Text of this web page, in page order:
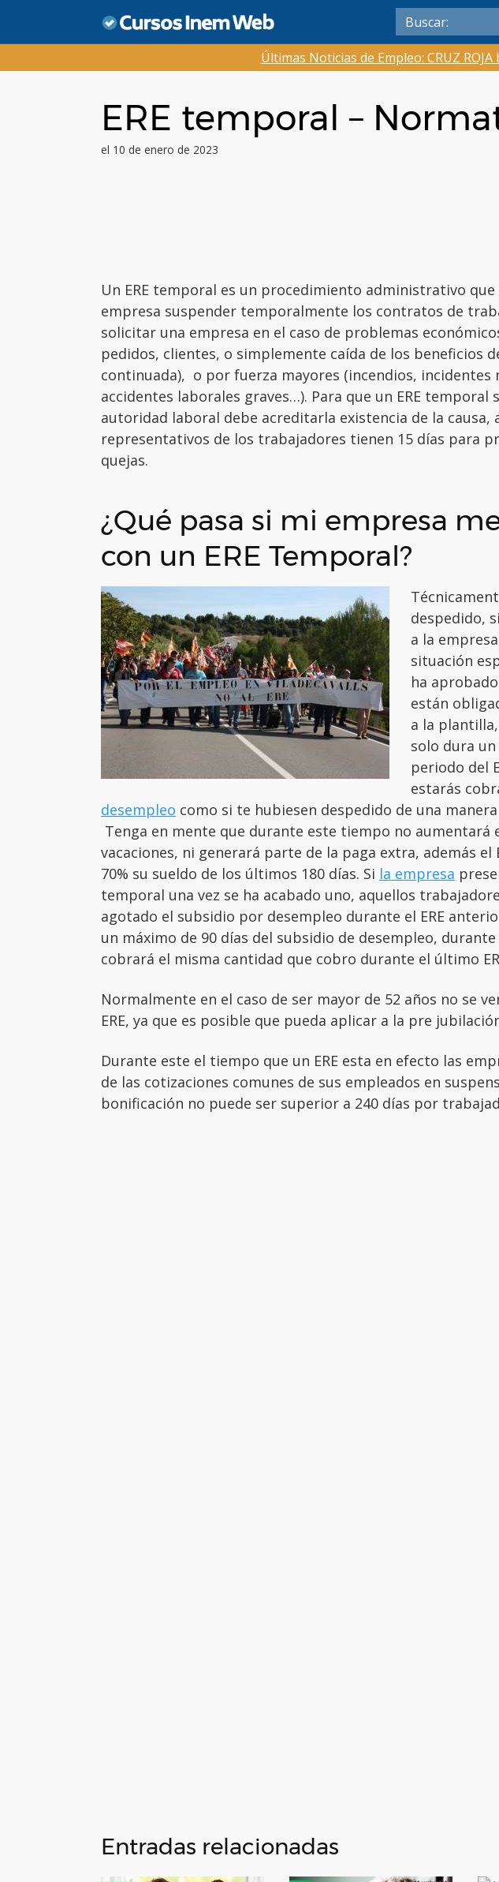
contenido
Últimas Noticias de Empleo: CRUZ
ERE temporal –
el 10 de enero de 2023
Un ERE temporal es un procedimiento administrativo
empresa suspender temporalmente los contratos de
solicitar una empresa en el caso de problemas
pedidos, clientes, o simplemente caída de los beneficios
continuada), o por fuerza mayores (incendios, incidentes
accidentes laborales graves…). Para que un ERE temporal
autoridad laboral debe acreditarla existencia de la causa,
representativos de los trabajadores tienen 15 días para
quejas.
¿Qué pasa si mi empresa
con un ERE Temporal?
despedido,
a la
situación
ha
están
a la
solo dura
periodo del
estarás
desempleo como si te hubiesen despedido de una
Tenga en mente que durante este tiempo no aumentará
vacaciones, ni generará parte de la paga extra, además el
70% su sueldo de los últimos 180 días. Si la empresa
temporal una vez se ha acabado uno, aquellos
agotado el subsidio por desempleo durante el ERE
un máximo de 90 días del subsidio de desempleo,
cobrará el misma cantidad que cobro durante el último
Normalmente en el caso de ser mayor de 52 años no se
ERE, ya que es posible que pueda aplicar a la pre
Durante este el tiempo que un ERE esta en efecto las
de las cotizaciones comunes de sus empleados en
bonificación no puede ser superior a 240 días por
Entradas relacionadas